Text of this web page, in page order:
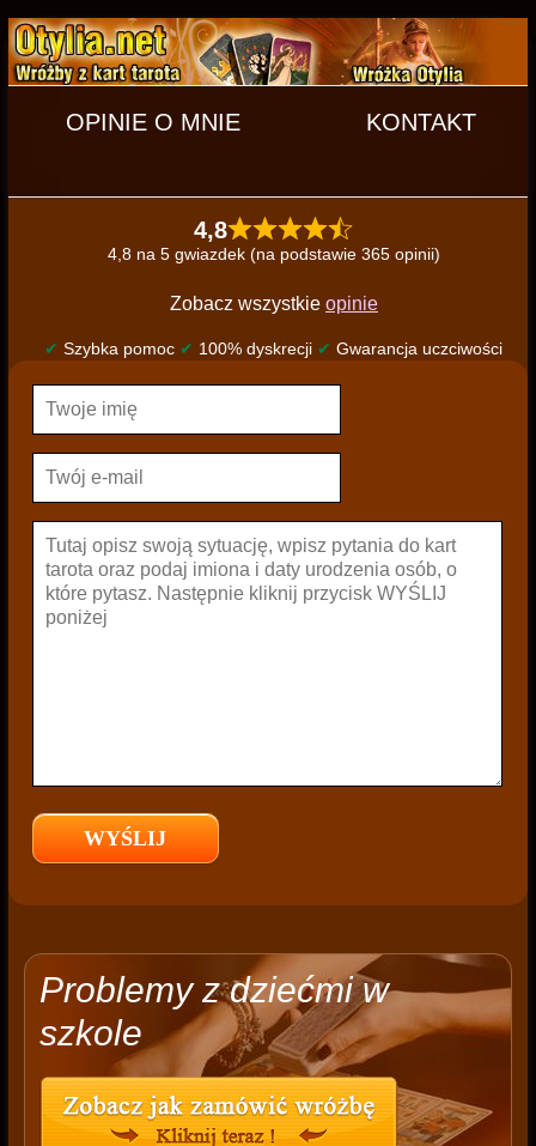
OPINIE O MNIE KONTAKT
4,8
4,8 na 5 gwiazdek (na podstawie 365 opinii)
Zobacz wszystkie opinie
✔ Szybka pomoc ✔ 100% dyskrecji ✔ Gwarancja uczciwości
Problemy z dziećmi w
szkole